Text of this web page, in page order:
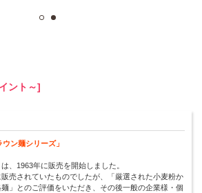
ント～]
ン麺シリーズ」
、1963年に販売を開始しました。
売されていたものでしたが、「厳選された小麦粉か
」とのご評価をいただき、その後一般の企業様・個